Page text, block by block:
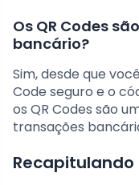
Os QR Codes
bancário?
Sim, desde que
Code seguro e o
os QR Codes são
transações
Recapitulando